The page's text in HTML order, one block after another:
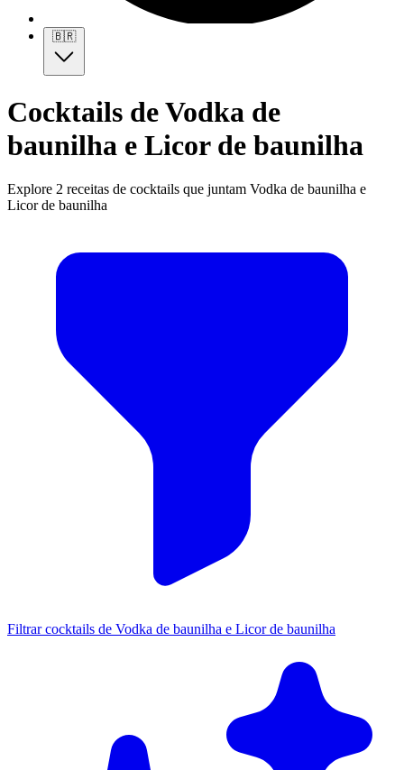
🇧🇷
Cocktails de Vodka de
baunilha e Licor de baunilha
Explore 2 receitas de cocktails que juntam Vodka de baunilha e
Licor de baunilha
Filtrar cocktails de Vodka de baunilha e Licor de baunilha